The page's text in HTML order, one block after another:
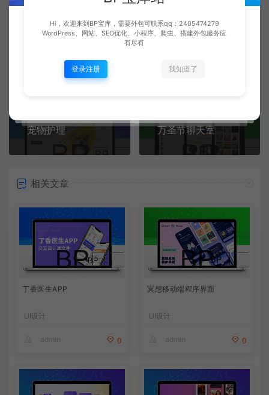
宠物护理
万圣节聊天室
相关文章
丁香医生APP
UI设计
admin 0
冥想移动端程序界面
UI设计
admin 0
Hi，欢迎来到BP宝库，需要外包可联系qq：2405474279
WordPress、网站、SEO优化、小程序、爬虫、搭建外包服务应
有尽有
登录注册 我知道了